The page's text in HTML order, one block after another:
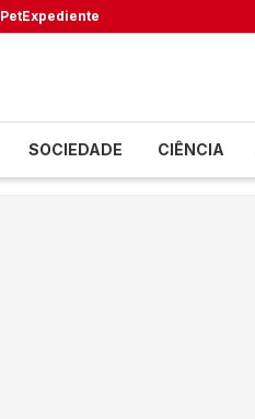
PetExpediente
SOCIEDADE CIÊNCIA